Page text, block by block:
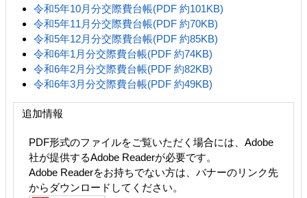
令和5年10月分交際費台帳(PDF 約101KB)
令和5年11月分交際費台帳(PDF 約70KB)
令和5年12月分交際費台帳(PDF 約85KB)
令和6年1月分交際費台帳(PDF 約74KB)
令和6年2月分交際費台帳(PDF 約82KB)
令和6年3月分交際費台帳(PDF 約49KB)
追加情報
PDF形式のファイルをご覧いただく場合には、Adobe
社が提供するAdobe Readerが必要です。
Adobe Readerをお持ちでない方は、バナーのリンク先
からダウンロードしてください。